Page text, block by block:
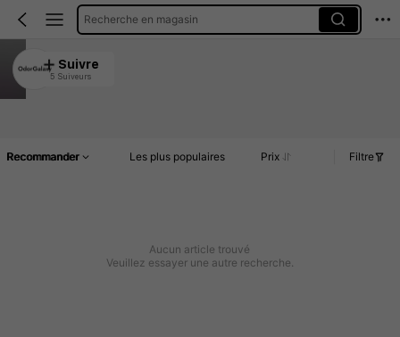
Recherche en magasin
OdorGalaxy
4.85
Suivre
5 Suiveurs
Recommander Les plus populaires Prix Filtre
Aucun article trouvé
Veuillez essayer une autre recherche.